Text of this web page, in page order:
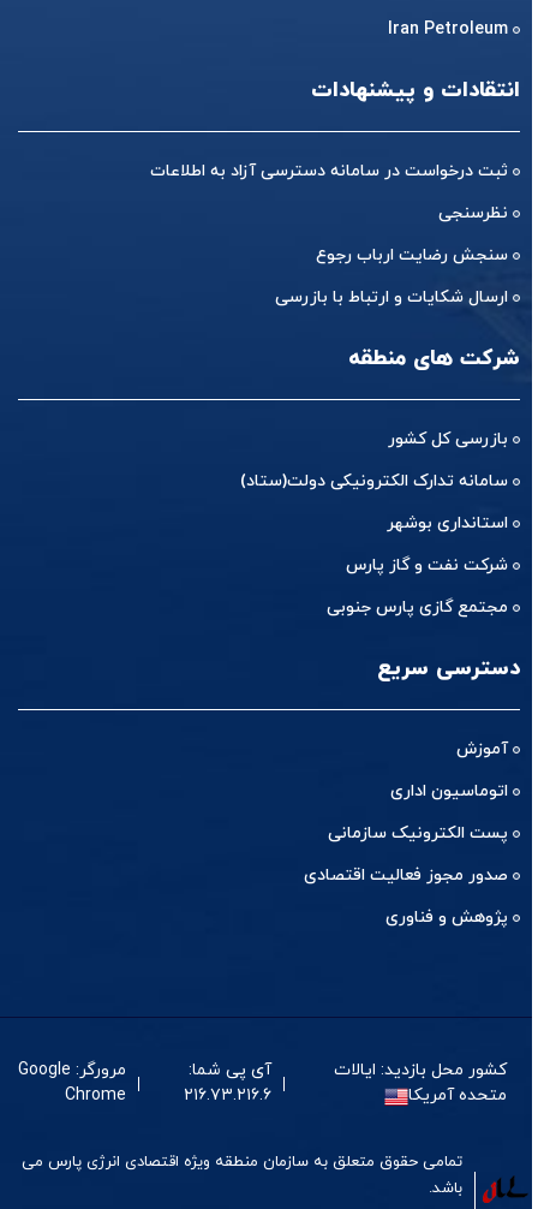
Iran Petroleum
انتقادات و پیشنهادات
ثبت درخواست در سامانه دسترسی آزاد به اطلاعات
نظرسنجی
سنجش رضایت ارباب رجوع
ارسال شکایات و ارتباط با بازرسی
شرکت های منطقه
بازرسی کل کشور
سامانه تدارک الکترونیکی دولت(ستاد)
استانداری بوشهر
شرکت نفت و گاز پارس
مجتمع گازی پارس جنوبی
دسترسی سریع
آموزش
اتوماسیون اداری
پست الکترونیک سازمانی
صدور مجوز فعالیت اقتصادی
پژوهش و فناوری
کشور محل بازدید: ایالات
متحده آمریکا
آی پی شما:
۲۱۶.۷۳.۲۱۶.۶
مرورگر: Google
Chrome
تمامی حقوق متعلق به سازمان منطقه ویژه اقتصادی انرژی پارس می
باشد.